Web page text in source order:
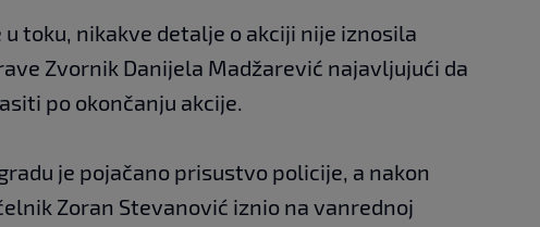
toku, nikakve detalje o akciji nije iznosila
Zvornik Danijela Madžarević najavljujući da
po okončanju akcije.
je pojačano prisustvo policije, a nakon
Zoran Stevanović iznio na vanrednoj